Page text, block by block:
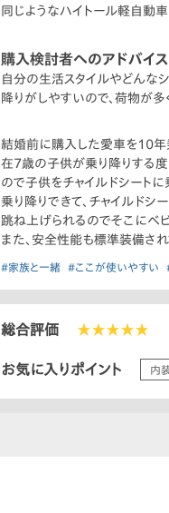
同じようなハイトール軽自動
購入検討者へのアドバイス
自分の生活スタイルやどんな
降りがしやすいので、荷物が
結婚前に購入した愛車を10年
在7歳の子供が乗り降りする度
ので子供をチャイルドシート
乗り降りできて、チャイルド
跳ね上げられるのでそこにベ
また、安全性能も標準装備され
#家族と一緒 #ここが使いやすい
総合評価 ★★★★★
お気に入りポイント 内